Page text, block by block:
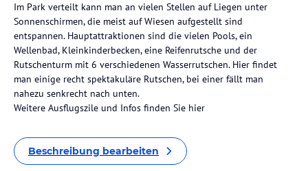
Im Park verteilt kann man an vielen Stellen auf Liegen unter
Sonnenschirmen, die meist auf Wiesen aufgestellt sind
entspannen. Hauptattraktionen sind die vielen Pools, ein
Wellenbad, Kleinkinderbecken, eine Reifenrutsche und der
Rutschenturm mit 6 verschiedenen Wasserrutschen. Hier findet
man einige recht spektakuläre Rutschen, bei einer fällt man
nahezu senkrecht nach unten.
Weitere Ausflugszile und Infos finden Sie hier
Beschreibung bearbeiten